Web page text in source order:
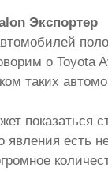
Экспортер
о Toyota
таких
показаться
явления есть